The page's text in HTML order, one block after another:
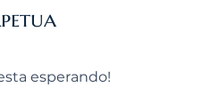
esperando!